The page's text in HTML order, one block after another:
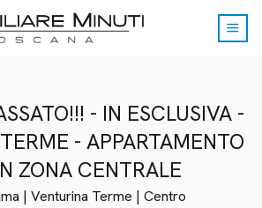
menu
- IN ESCLUSIVA -
- APPARTAMENTO
ZONA CENTRALE
| Venturina Terme | Centro